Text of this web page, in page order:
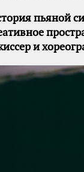
пьяной
и